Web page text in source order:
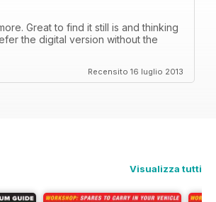
Great to find it still is and thinking
the digital version without the
Recensito 16 luglio 2013
Visualizza tutti